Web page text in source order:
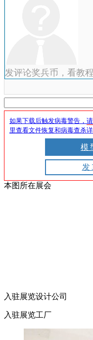
发评论奖兵币，看教
如果下载后触发病毒警告，
里查看文件恢复和病毒查杀
模
本图所在展会
入驻展览设计公司
入驻展览工厂